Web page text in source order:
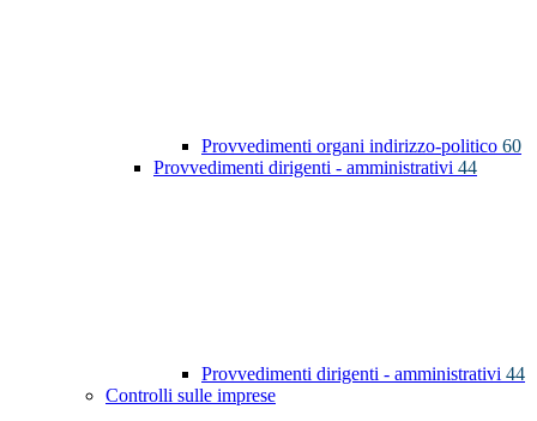
Provvedimenti organi indirizzo-politico 60
Provvedimenti dirigenti - amministrativi 44
Provvedimenti dirigenti - amministrativi 44
Controlli sulle imprese